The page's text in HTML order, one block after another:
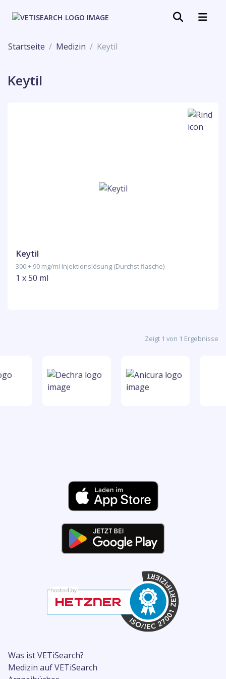
Startseite Medizin Keytil
Keytil
Keytil
300 + 90 mg/ml Injektionslösung (Durchst.flasche)
1 x 50 ml
Zeigt 1 von 1 Ergebnisse
Was ist VETiSearch?
Medizin auf VETiSearch